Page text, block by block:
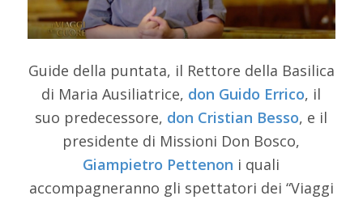
Guide della puntata, il Rettore della Basilica
di Maria Ausiliatrice, don Guido Errico, il
suo predecessore, don Cristian Besso, e il
presidente di Missioni Don Bosco,
Giampietro Pettenon i quali
accompagneranno gli spettatori dei “Viaggi